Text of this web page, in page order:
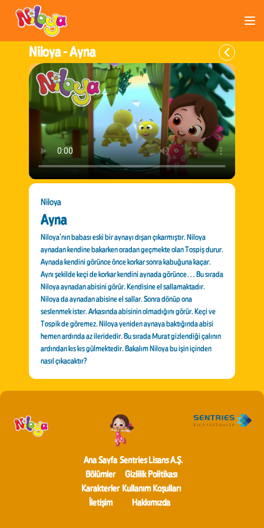
Niloya -Ayna
Niloya
Ayna
Niloya’nın babası eski bir aynayı dışarı çıkarmıştır. Niloya
aynadan kendine bakarken oradan geçmekte olan Tospiş durur.
Aynada kendini görünce önce korkar sonra kabuğuna kaçar.
Aynı şekilde keçi de korkar kendini aynada görünce… Bu sırada
Niloya aynadan abisini görür. Kendisine el sallamaktadır.
Niloya da aynadan abisine el sallar. Sonra dönüp ona
seslenmek ister. Arkasında abisinin olmadığını görür. Keçi ve
Tospik de göremez. Niloya yeniden aynaya baktığında abisi
hemen ardında az ileridedir. Bu sırada Murat gizlendiği çalının
ardından kıs kıs gülmektedir. Bakalım Niloya bu işin içinden
nasıl çıkacaktır?
Ana Sayfa
Bölümler
Karakterler
İletişim
Sentries Lisans A.Ş.
Gizlilik Politikası
Kullanım Koşulları
Hakkımızda